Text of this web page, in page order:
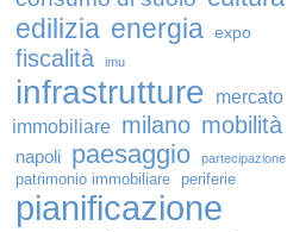
edilizia energia expo
fiscalità imu
infrastrutture
mercato
immobiliare milano mobilità
napoli paesaggio partecipazione
patrimonio immobiliare periferie
pianificazione